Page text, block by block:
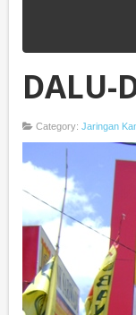
DALU-
Category: Jaringan